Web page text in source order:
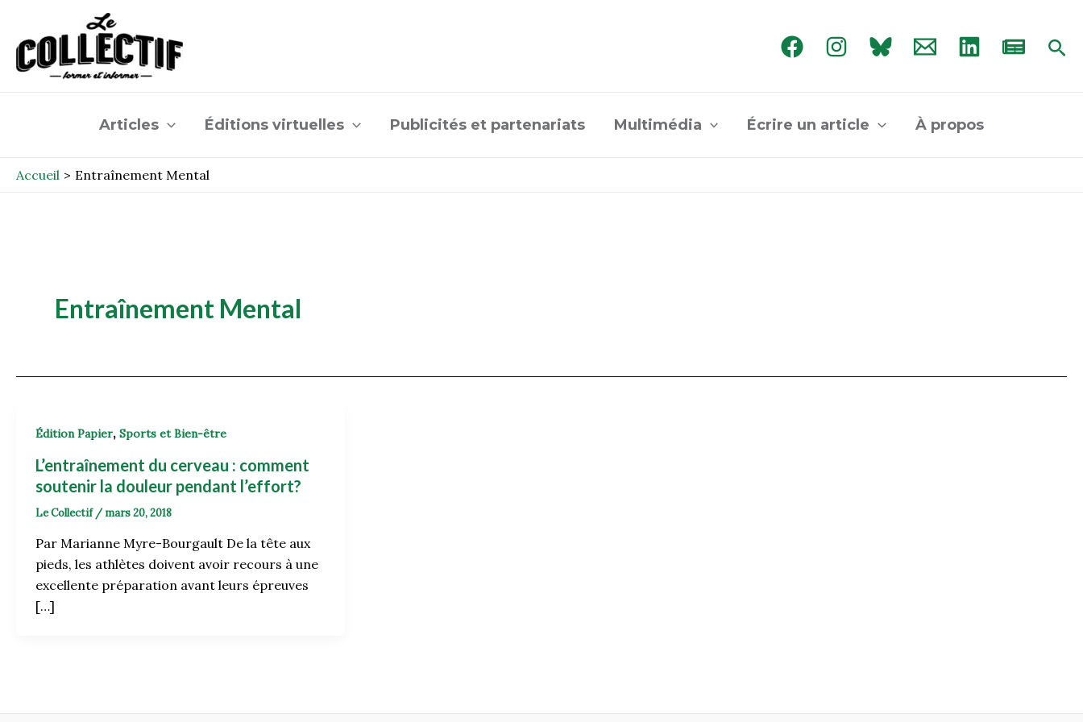
contenu
Articles Éditions virtuelles Publicités et partenariats Multimédia Écrire un article À propos
Accueil Entraînement Mental
Entraînement Mental
Édition Papier, Sports et Bien-être
L’entraînement du cerveau : comment
soutenir la douleur pendant l’effort?
Le Collectif / mars 20, 2018
Par Marianne Myre-Bourgault De la tête aux
pieds, les athlètes doivent avoir recours à une
excellente préparation avant leurs épreuves
[…]